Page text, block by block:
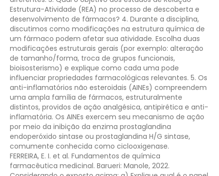
Estrutura-Atividade (REA) no processo de descoberta e
desenvolvimento de fármacos? 4. Durante a disciplina,
discutimos como modificações na estrutura química de
um fármaco podem afetar sua atividade. Escolha duas
modificações estruturais gerais (por exemplo: alteração
de tamanho/forma, troca de grupos funcionais,
bioisosterismo) e explique como cada uma pode
influenciar propriedades farmacológicas relevantes. 5. Os
anti-inflamatórios não esteroidais (AINEs) compreendem
uma ampla família de fármacos, estruturalmente
distintos, providos de ação analgésica, antipirética e anti-
inflamatória. Os AINEs exercem seu mecanismo de ação
por meio da inibição da enzima prostaglandina
endoperóxido sintase ou prostaglandina H/G sintase,
comumente conhecida como ciclooxigenase.
FERREIRA, E. I. et al. Fundamentos de química
farmacêutica medicinal. Barueri: Manole, 2022.